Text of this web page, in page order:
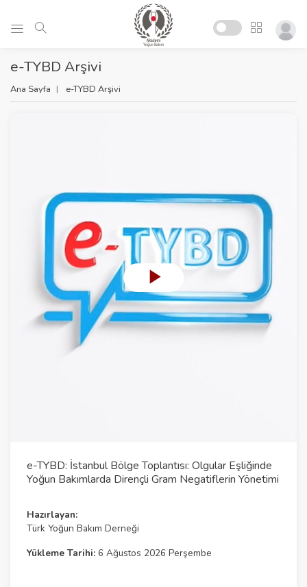
e-TYBD Arşivi
Ana Sayfa e-TYBD Arşivi
P
l
a
e
o
e-TYBD: İstanbul Bölge Toplantısı: Olgular Eşliğinde
Yoğun Bakımlarda Dirençli Gram Negatiflerin Yönetimi
Hazırlayan:
Türk Yoğun Bakım Derneği
Yükleme Tarihi: 6 Ağustos 2026 Perşembe